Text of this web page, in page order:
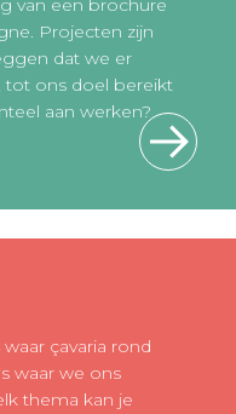
van een brochure
Projecten zijn
dat we er
tot ons doel bereikt
aan werken?
çavaria rond
waar we ons
thema kan je